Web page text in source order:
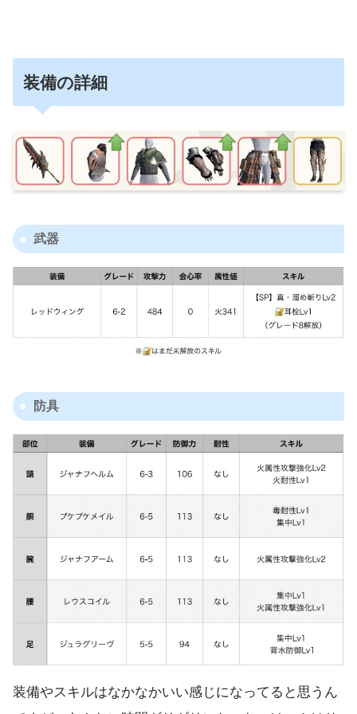
装備の詳細
武器
防具
装備やスキルはなかなかいい感じになってると思うん